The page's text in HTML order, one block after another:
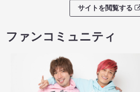
サイトを閲覧する
ファンコミュニティ